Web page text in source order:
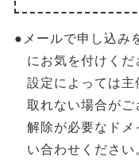
●メールで申し込み
にお気を付けくだ
設定によっては
取れない場合がご
解除が必要なド
い合わせください